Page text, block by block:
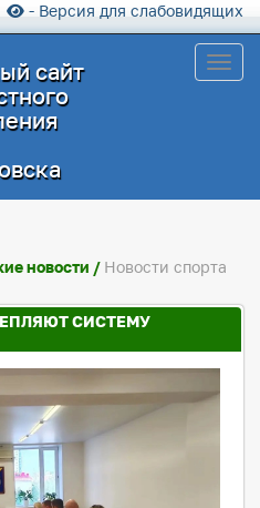
- Версия для слабовидящих
сайт
новости / Новости спорта
СИСТЕМУ